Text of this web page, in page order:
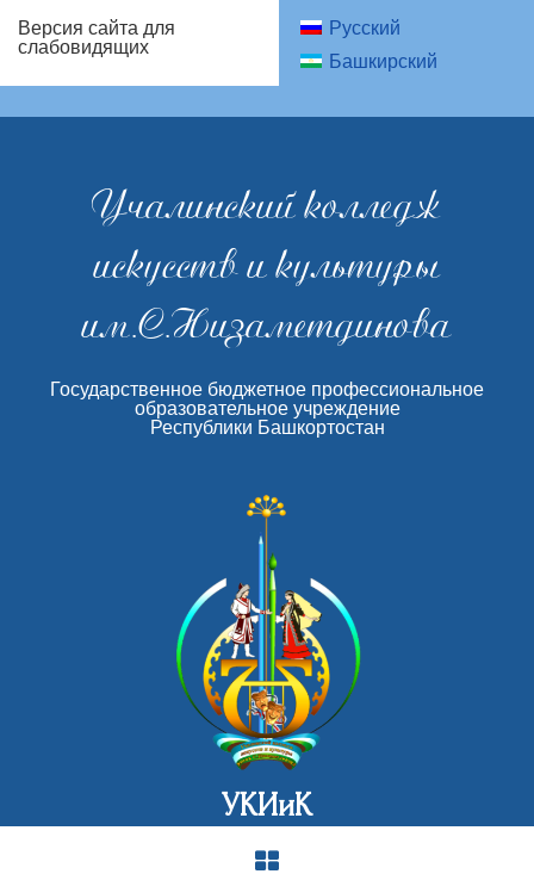
Версия сайта для
слабовидящих
Русский
Башкирский
Учалинский колледж
искусств и культуры
им.С.Низаметдинова
Государственное бюджетное профессиональное
образовательное учреждение
Республики Башкортостан
УКИиК